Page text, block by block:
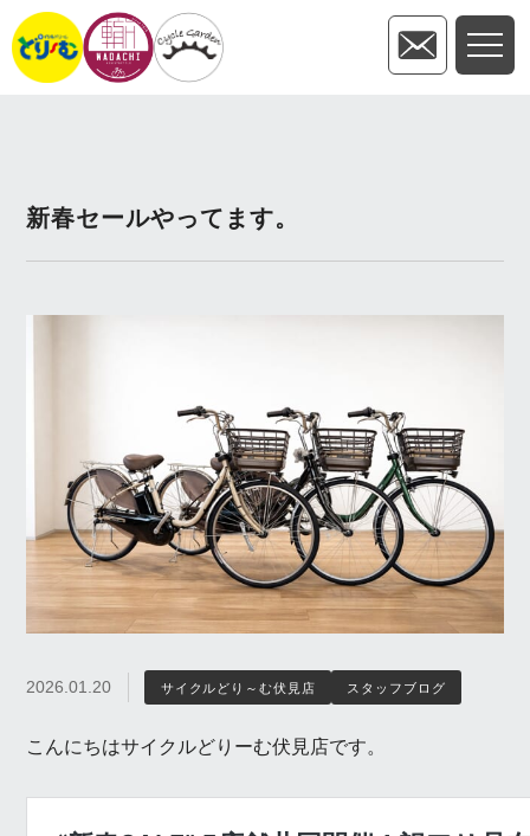
新春セールやってます。
2026.01.20 サイクルどり～む伏見店 スタッフブログ
こんにちはサイクルどりーむ伏見店です。